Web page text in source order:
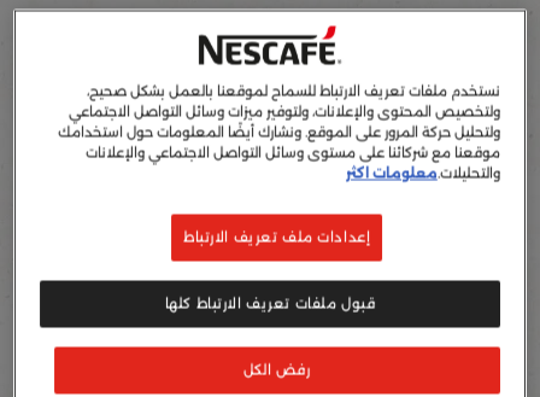
نستخدم ملفات تعريف الارتباط للسماح لموقعنا بالعمل بشكل صحيح،
ولتخصيص المحتوى والإعلانات، ولتوفير ميزات وسائل التواصل الاجتماعي
ولتحليل حركة المرور على الموقع. ونشارك أيضًا المعلومات حول استخدامك
موقعنا مع شركائنا على مستوى وسائل التواصل الاجتماعي والإعلانات
والتحليلات.معلومات اكثر
إعدادات ملف تعريف الارتباط
رفض الكل
قبول ملفات تعريف الارتباط كلها